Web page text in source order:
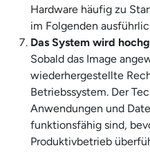
Hardware häufig zu
im Folgenden
Das System wird
Sobald das Image
wiederhergestellte
Betriebssystem. Der
Anwendungen und
funktionsfähig sind,
Produktivbetrieb